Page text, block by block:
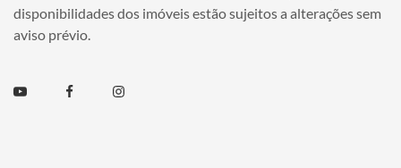
disponibilidades dos imóveis estão sujeitos a alterações sem
aviso prévio.
Youtube FacebookInstagram